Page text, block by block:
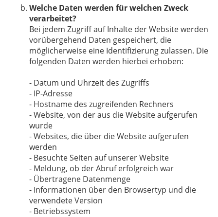
Welche Daten werden für welchen Zweck
verarbeitet?
Bei jedem Zugriff auf Inhalte der Website werden
vorübergehend Daten gespeichert, die
möglicherweise eine Identifizierung zulassen. Die
folgenden Daten werden hierbei erhoben:
- Datum und Uhrzeit des Zugriffs
- IP-Adresse
- Hostname des zugreifenden Rechners
- Website, von der aus die Website aufgerufen
wurde
- Websites, die über die Website aufgerufen
werden
- Besuchte Seiten auf unserer Website
- Meldung, ob der Abruf erfolgreich war
- Übertragene Datenmenge
- Informationen über den Browsertyp und die
verwendete Version
- Betriebssystem